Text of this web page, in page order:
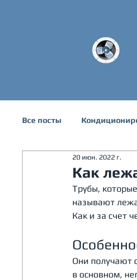
Все посты
Техническая
Как
20 июн. 2022 г.
Трубы,
называют
Как и за счет
Они получают
в основном,